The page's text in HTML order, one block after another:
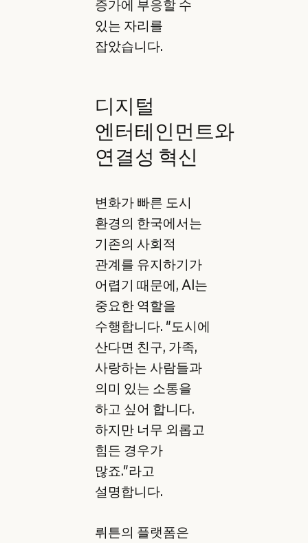
증가에 부응할 수
있는 자리를
잡았습니다.
디지털
엔터테인먼트와
연결성 혁신
변화가 빠른 도시
환경의 한국에서는
기존의 사회적
관계를 유지하기가
어렵기 때문에, AI는
중요한 역할을
수행합니다. "도시에
산다면 친구, 가족,
사랑하는 사람들과
의미 있는 소통을
하고 싶어 합니다.
하지만 너무 외롭고
힘든 경우가
많죠."라고
설명합니다.
뤼튼의 플랫폼은